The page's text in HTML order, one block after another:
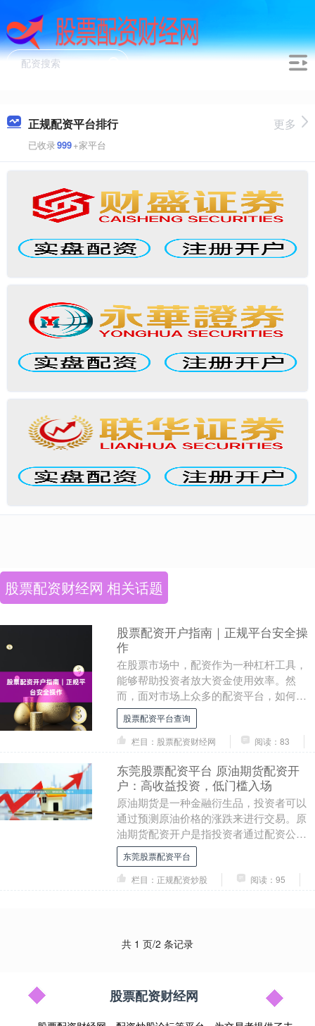
正规配资平台排行
已收录999+家平台
更多
股票配资财经网 相关话题
股票配资开户指南｜正规平台安全操
作
在股票市场中，配资作为一种杠杆工具，
能够帮助投资者放大资金使用效率。然
而，面对市场上众多的配资平台，如何选
择正规平台、如何安全开户，成为许多投
资者关注的焦点。本....
股票配资平台查询
栏目：股票配资财经网
阅读：83
东莞股票配资平台 原油期货配资开
户：高收益投资，低门槛入场
原油期货是一种金融衍生品，投资者可以
通过预测原油价格的涨跌来进行交易。原
油期货配资开户是指投资者通过配资公司
借入资金东莞股票配资平台，放大交易资
金，从而提高投资....
东莞股票配资平台
栏目：正规配资炒股
阅读：95
共 1 页/2 条记录
股票配资财经网